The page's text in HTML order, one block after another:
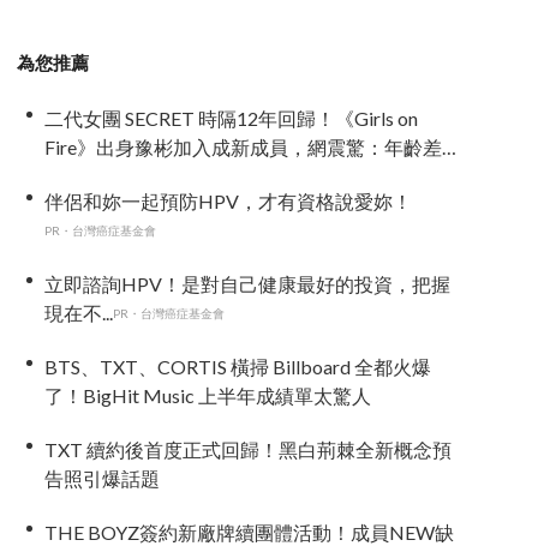
為您推薦
二代女團 SECRET 時隔12年回歸！《Girls on
Fire》出身豫彬加入成新成員，網震驚：年齡差太
伴侶和妳一起預防HPV，才有資格說愛妳！
PR・台灣癌症基金會
立即諮詢HPV！是對自己健康最好的投資，把握
現在不...
PR・台灣癌症基金會
BTS、TXT、CORTIS 橫掃 Billboard 全都火爆
了！BigHit Music 上半年成績單太驚人
TXT 續約後首度正式回歸！黑白荊棘全新概念預
告照引爆話題
THE BOYZ簽約新廠牌續團體活動！成員NEW缺